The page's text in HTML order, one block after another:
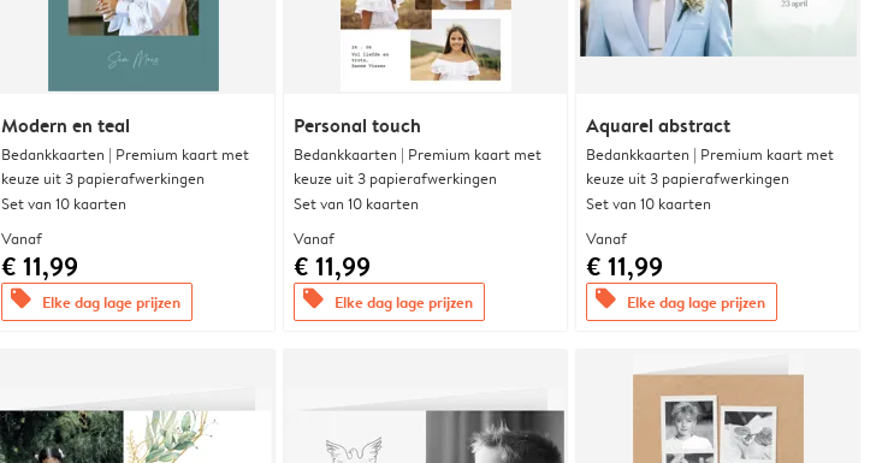
Modern en teal
Bedankkaarten | Premium kaart met
keuze uit 3 papierafwerkingen
Set van 10 kaarten
Vanaf
€ 11,99
offers Elke dag lage prijzen
Personal touch
Bedankkaarten | Premium kaart met
keuze uit 3 papierafwerkingen
Set van 10 kaarten
Vanaf
€ 11,99
offers Elke dag lage prijzen
Aquarel abstract
Bedankkaarten | Premium kaart met
keuze uit 3 papierafwerkingen
Set van 10 kaarten
Vanaf
€ 11,99
offers Elke dag lage prijzen